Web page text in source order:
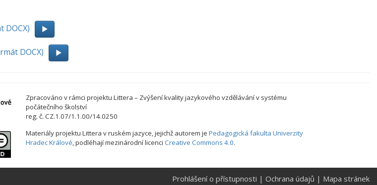
DOCX)
DOCX)
Zpracováno v rámci projektu Littera – Zvýšení kvality jazykového vzdělávání v systému
počátečního školství
reg. č. CZ.1.07/1.1.00/14.0250
Materiály projektu Littera v ruském jazyce, jejichž autorem je Pedagogická fakulta Univerzity
Hradec Králové, podléhají mezinárodní licenci Creative Commons 4.0.
Prohlášení o přístupnosti | Ochrana údajů | Mapa stránek